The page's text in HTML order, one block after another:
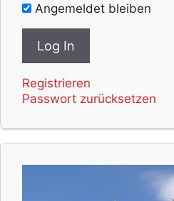
Angemeldet bleiben
Registrieren
Passwort zurücksetzen